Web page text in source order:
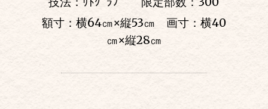
額寸：横64㎝×縦53㎝ 画寸：横40
㎝×縦28㎝